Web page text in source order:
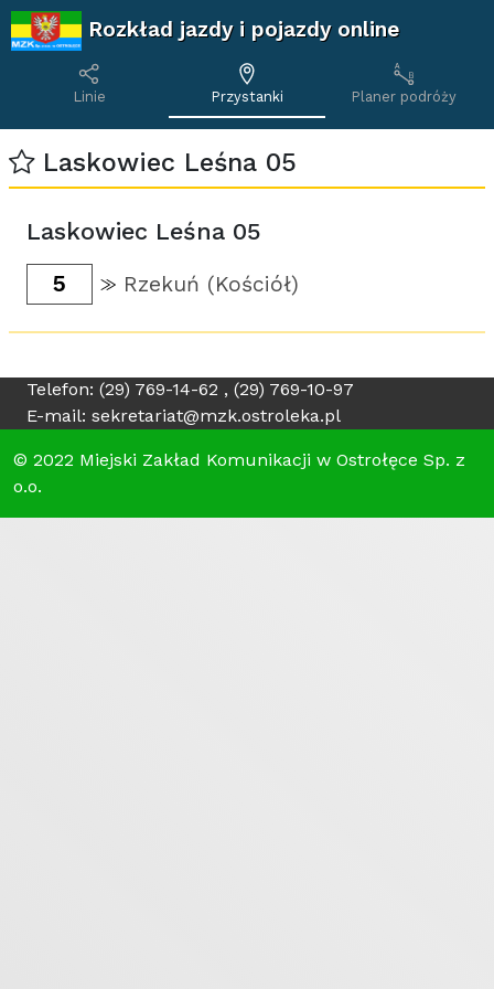
Rozkład jazdy i pojazdy online
Linie Przystanki Planer podróży
Laskowiec Leśna 05
Laskowiec Leśna 05
5 Rzekuń (Kościół)
Telefon: (29) 769-14-62 , (29) 769-10-97
E-mail: sekretariat@mzk.ostroleka.pl
© 2022 Miejski Zakład Komunikacji w Ostrołęce Sp. z
o.o.